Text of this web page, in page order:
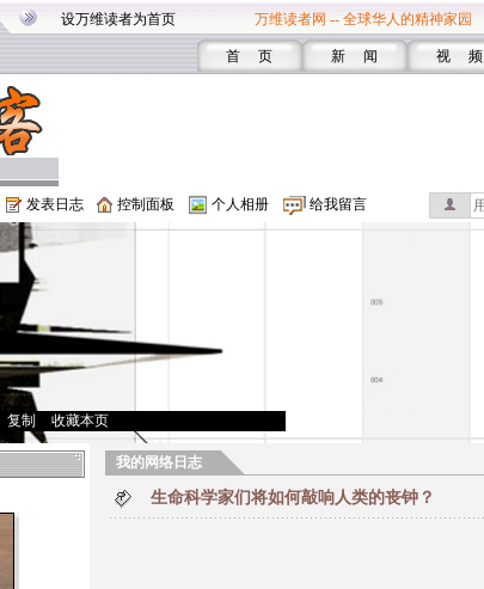
设万维读者为首页 万维读者网 -- 全球华人的精神家园
首 页 新 闻 视 频
发表日志 控制面板 个人相册 给我留言
复制 收藏本页
我的网络日志
生命科学家们将如何敲响人类的丧钟？